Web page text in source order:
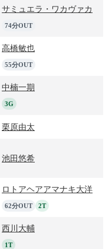
サミュエラ・ワカヴァカ
74分OUT
高橋敏也
55分OUT
中楠一期
3G
栗原由太
池田悠希
ロトアヘアアマナキ大洋
62分OUT 2T
西川大輔
1T